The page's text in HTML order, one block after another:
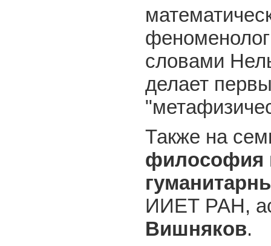
словами
делает
Также на
философия
ИИЕТ РАН,
Вишняков.